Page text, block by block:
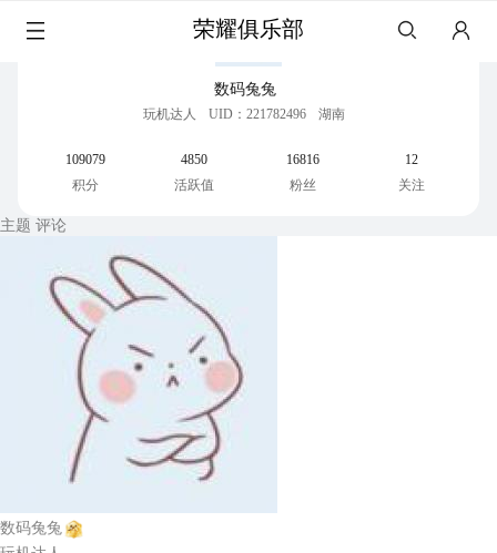
荣耀俱乐部
数码兔兔
玩机达人 UID：221782496 湖南
109079
积分
4850
活跃值
16816
粉丝
12
关注
主题 评论
数码兔兔